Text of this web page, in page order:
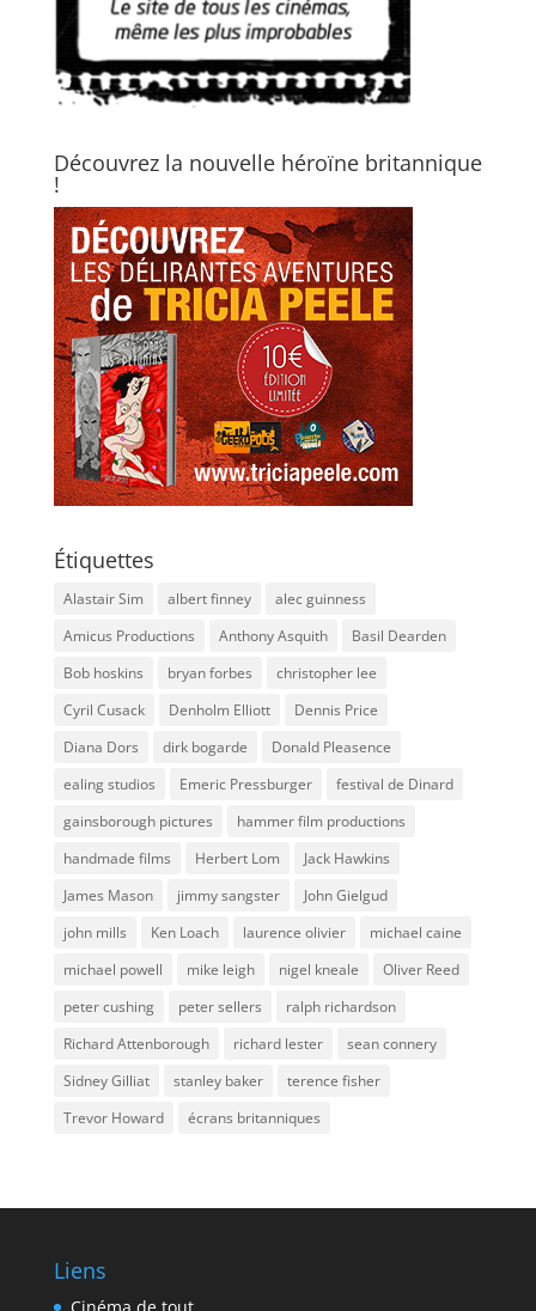
Découvrez la nouvelle héroïne britannique
!
Étiquettes
Alastair Sim albert finney
alec guinness
Amicus Productions
Anthony Asquith
Basil Dearden
Bob hoskins
bryan forbes
christopher lee
Cyril Cusack
Denholm Elliott
Dennis Price
Diana Dors
dirk bogarde
Donald Pleasence
ealing studios
Emeric Pressburger
festival de Dinard
gainsborough pictures
hammer film productions
handmade films
Herbert Lom
Jack Hawkins
James Mason
jimmy sangster
John Gielgud
john mills
Ken Loach laurence olivier
michael caine
michael powell
mike leigh nigel kneale
Oliver Reed
peter cushing
peter sellers
ralph richardson
Richard Attenborough
richard lester
sean connery
Sidney Gilliat
stanley baker
terence fisher
Trevor Howard
écrans britanniques
Liens
Cinéma de tout